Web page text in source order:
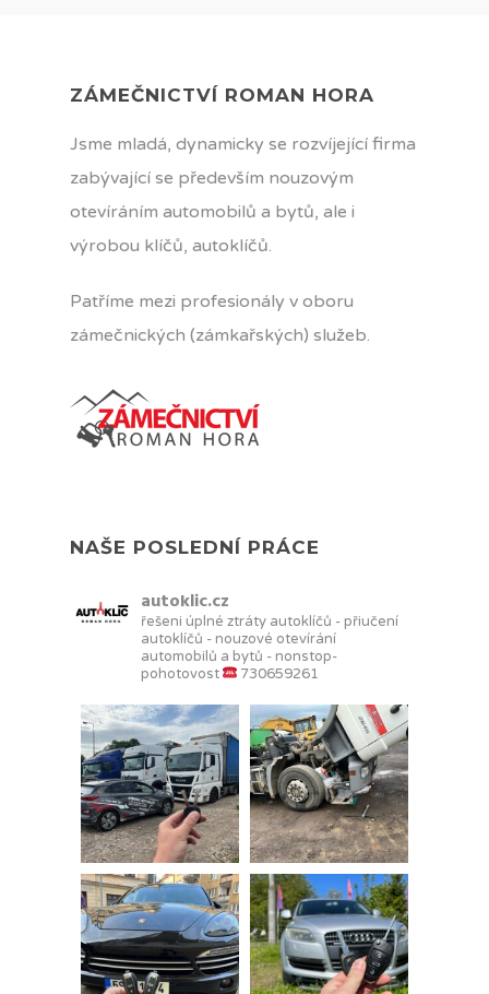
ZÁMEČNICTVÍ ROMAN HORA
Jsme mladá, dynamicky se rozvíjející firma
zabývající se především nouzovým
otevíráním automobilů a bytů, ale i
výrobou klíčů, autoklíčů.
Patříme mezi profesionály v oboru
zámečnických (zámkařských) služeb.
NAŠE POSLEDNÍ PRÁCE
autoklic.cz
řešeni úplné ztráty autoklíčů - přiučení
autoklíčů - nouzové otevírání
automobilů a bytů - nonstop-
pohotovost
730659261